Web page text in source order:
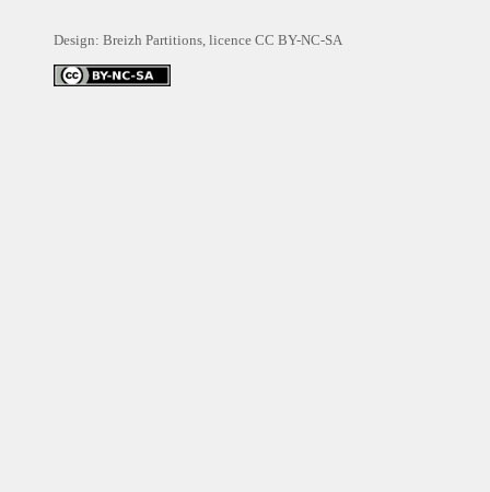
Design: Breizh Partitions, licence CC BY-NC-SA